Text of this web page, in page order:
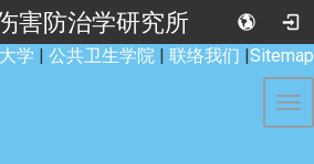
害防治学研究所
学 | 公共卫生学院 | 联络我们 |Sitemap